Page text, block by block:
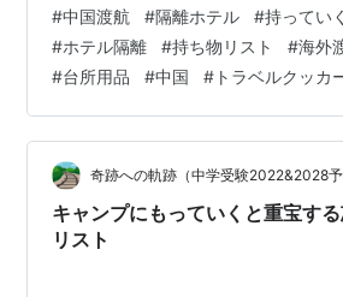
ぞれのアイテムについて、実際持って
かを考察していきます。 人それぞれ必
思いますが、リストをゼロから作るよ
き台となるリストがあった方がいい
事が誰かの荷造りの参考になればな
は調理器具・台所用品編です。 調理
#中国渡航 #隔離ホテル #持ってい
#ホテル隔離 #持ち物リスト #海外
#台所用品 #中国 # トラベルクッカ
奇跡への軌跡（中学受験2022&2028予
キャンプにもっていくと重宝す
リスト